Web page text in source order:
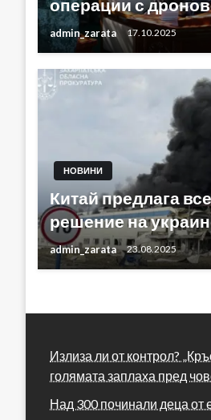
операции с
admin_zarata 17.10.2025
НОВИНИ
Китай предлага
решение на
admin_zarata 23.08.2025
Излиза ли от контрол?
голямата заплаха пред
Над 300 починали деца от